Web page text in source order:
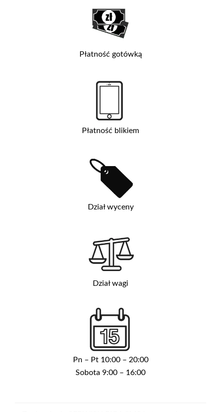
Płatność gotówką
Płatność blikiem
Dział wyceny
Dział wagi
Pn – Pt 10:00 – 20:00
Sobota 9:00 – 16:00